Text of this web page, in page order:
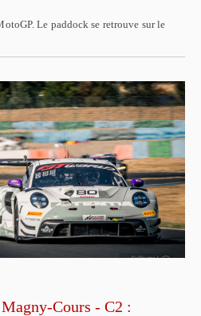
Le paddock se retrouve sur le
Cours - C2 :